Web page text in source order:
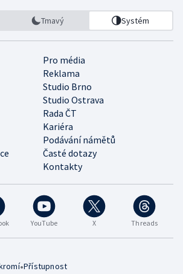
Tmavý Systém
Pro média
Reklama
Studio Brno
Studio Ostrava
Rada ČT
Kariéra
Podávání námětů
Časté dotazy
Kontakty
YouTube X Threads
•Přístupnost